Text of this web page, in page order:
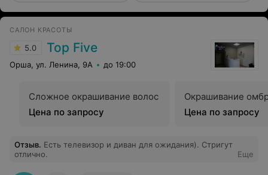
САЛОН КРАСОТЫ
5.0 Top Five
Орша, ул. Ленина, 9А до 19:00
Сложное окрашивание волос
Цена по запросу
Окрашивание
Цена по запросу
Отзыв. Есть телевизор и диван для ожидания). Стригут
отлично.
Еще